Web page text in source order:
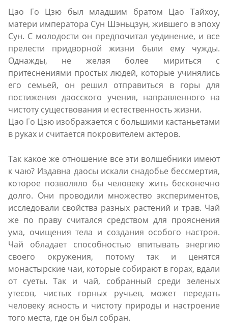
Цао Го Цзю был младшим братом Цао Тайхоу,
матери императора Сун Шэньцзун, жившего в эпоху
Сун. С молодости он предпочитал уединение, и все
прелести придворной жизни были ему чужды.
Однажды, не желая более мириться с
притеснениями простых людей, которые учинялись
его семьей, он решил отправиться в горы для
постижения даосского учения, направленного на
чистоту существования и естественность жизни.
Цао Го Цзю изображается с большими кастаньетами
в руках и считается покровителем актеров.
Так какое же отношение все эти волшебники имеют
к чаю? Издавна даосы искали снадобье бессмертия,
которое позволяло бы человеку жить бесконечно
долго. Они проводили множество экспериментов,
исследовали свойства разных растений и трав. Чай
же по праву считался средством для прояснения
ума, очищения тела и создания особого настроя.
Чай обладает способностью впитывать энергию
своего окружения, потому так и ценятся
монастырские чаи, которые собирают в горах, вдали
от суеты. Так и чай, собранный среди зеленых
утесов, чистых горных ручьев, может передать
человеку ясность и чистоту природы и настроение
того места, где он был собран.